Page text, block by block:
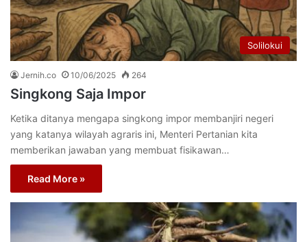
Solilokui
Jernih.co 10/06/2025 264
Singkong Saja Impor
Ketika ditanya mengapa singkong impor membanjiri negeri
yang katanya wilayah agraris ini, Menteri Pertanian kita
memberikan jawaban yang membuat fisikawan…
Read More »